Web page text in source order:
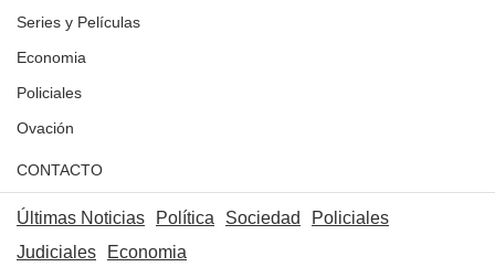
Series y Películas
Economia
Policiales
Ovación
CONTACTO
Últimas Noticias Política Sociedad
Policiales
Judiciales
Economia